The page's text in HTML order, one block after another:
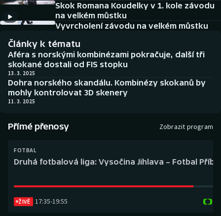
Americký fotbal
Basketbal
Biatlon
Box
Curling
Florbal
NEPŘEHLÉDNĚTE
Historické návraty
Aplikace ČT sport
Skok Romana Koudelky v 1. kole závodu
na velkém můstku
Vyvrcholení závodu na velkém můstku
Články k tématu
Aféra s norskými kombinézami pokračuje, další tři
skokané dostali od FIS stopku
13. 3. 2025
Dohra norského skandálu. Kombinézy skokanů by
mohly kontrolovat 3D skenery
11. 3. 2025
Přímé přenosy Zobrazit program
FOTBAL
Druhá fotbalová liga: Vysočina Jihlava – Fotbal
ŽIVĚ 17:35-19:55